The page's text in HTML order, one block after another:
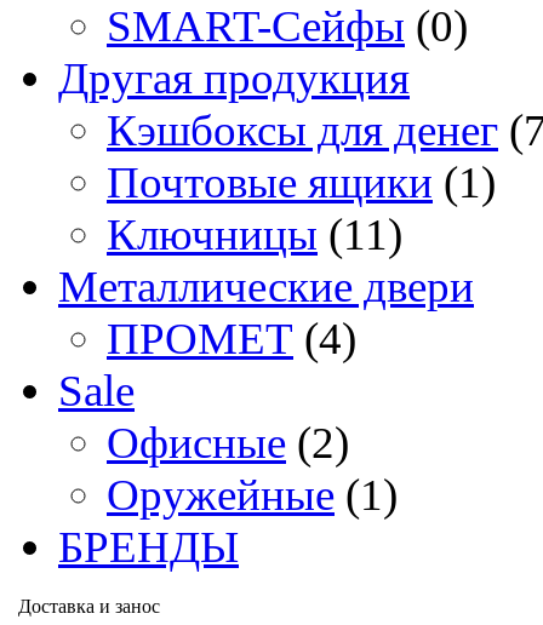
SMART-Сейфы (0)
Другая продукция
Кэшбоксы для денег
Почтовые ящики (1)
Ключницы (11)
Металлические двери
ПРОМЕТ (4)
Sale
Офисные (2)
Оружейные (1)
БРЕНДЫ
Доставка и занос